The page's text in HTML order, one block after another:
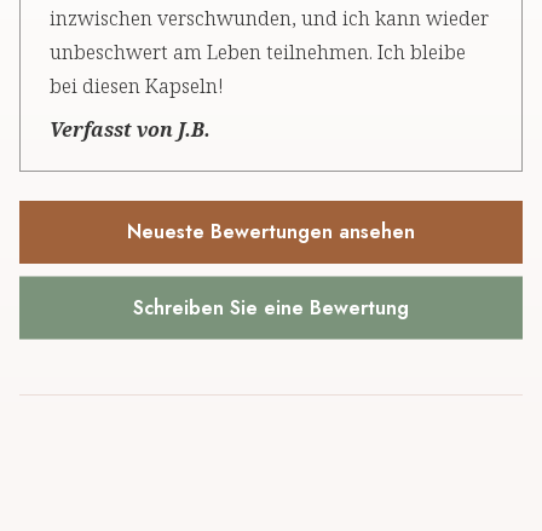
inzwischen verschwunden, und ich kann wieder
unbeschwert am Leben teilnehmen. Ich bleibe
bei diesen Kapseln!
Verfasst von J.B.
Neueste Bewertungen ansehen
Schreiben Sie eine Bewertung